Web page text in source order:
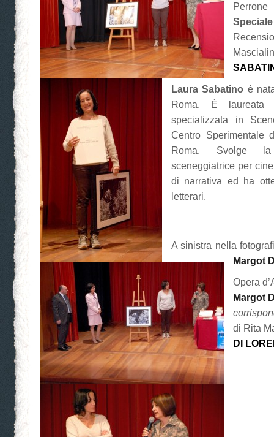
Laura Sabatino è
Roma. È
specializzata in
Centro Sperimentale
Roma. Svolge
sceneggiatrice per
di narrativa ed ha
letterari.
A sinistra nella
Margot
Opera
Margot
di Rita
DI